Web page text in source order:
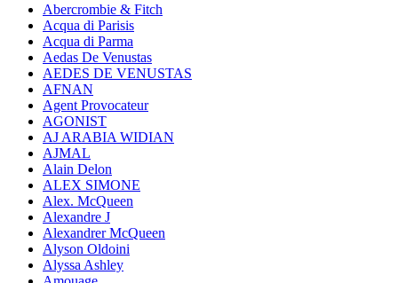
Abercrombie & Fitch
Acqua di Parisis
Acqua di Parma
Aedas De Venustas
AEDES DE VENUSTAS
AFNAN
Agent Provocateur
AGONIST
AJ ARABIA WIDIAN
AJMAL
Alain Delon
ALEX SIMONE
Alex. McQueen
Alexandre J
Alexandrer McQueen
Alyson Oldoini
Alyssa Ashley